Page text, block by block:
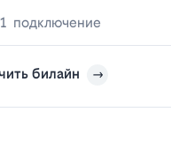
подключение
билайн